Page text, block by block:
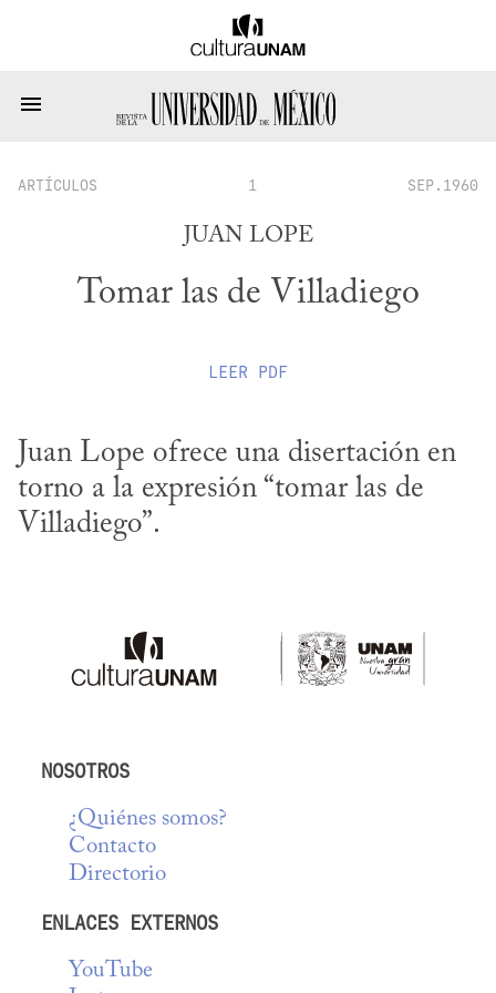
ARTÍCULOS 1 SEP.1960
JUAN LOPE
Tomar las de Villadiego
LEER PDF
Juan Lope ofrece una disertación en
torno a la expresión “tomar las de
Villadiego”.
NOSOTROS
¿Quiénes somos?
Contacto
Directorio
ENLACES EXTERNOS
YouTube